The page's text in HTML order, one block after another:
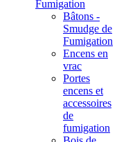
Fumigation
Bâtons -
Smudge de
Fumigation
Encens en
vrac
Portes
encens et
accessoires
de
fumigation